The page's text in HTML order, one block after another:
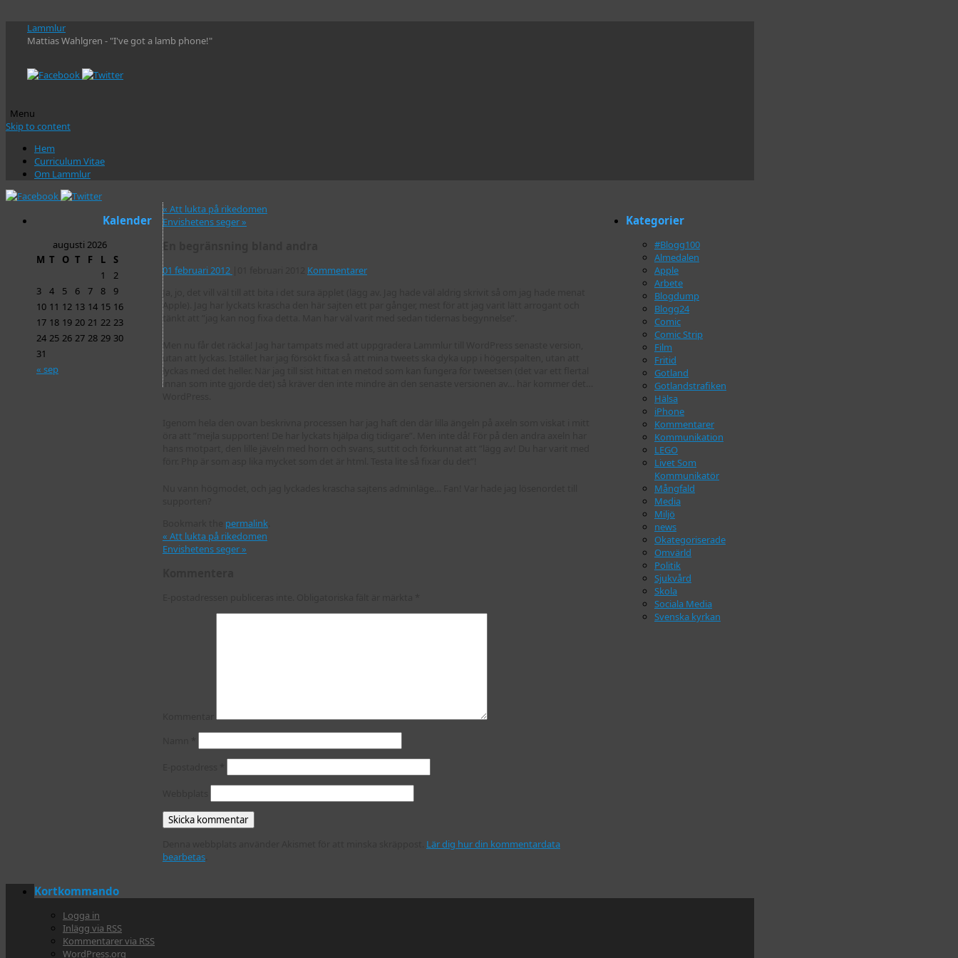
Lammlur
Mattias Wahlgren - "I've got a lamb phone!"
Menu
Skip to content
Hem
Curriculum Vitae
Om Lammlur
« Att lukta på rikedomen
Envishetens seger»
En begränsning bland andra
01 februari 2012
Kommentarer
Ja, jo, det vill väl till att bita i det sura äpplet (lägg av. Jag hade väl aldrig skrivit så om jag hade menat
Apple). Jag har lyckats krascha den här sajten ett par gånger, mest för att jag varit lätt arrogant och
tänkt att ”jag kan nog fixa detta. Man har väl varit med sedan tidernas begynnelse”.
Men nu får det räcka! Jag har tampats med att uppgradera Lammlur till WordPress senaste version,
utan att lyckas. Istället har jag försökt fixa så att mina tweets ska dyka upp i högerspalten, utan att
lyckas med det heller. När jag till sist hittat en metod som kan fungera för tweetsen (det var ett flertal
innan som inte gjorde det) så kräver den inte mindre än den senaste versionen av… här kommer det…
permalink
« Att lukta på rikedomen
Envishetens seger»
Lär dig hur din kommentardata
bearbetas
Kalender
augusti 2026
M T O T F L S
« sep
1
2
3
4 5 6 7 8
9
10 11 12 13 14 15 16
17 18 19 20 21 22 23
24 25 26 27 28 29 30
31
Kategorier
#Blogg100
Almedalen
Apple
Arbete
Blogdump
Blogg24
Comic
Comic Strip
Film
Fritid
Gotland
Gotlandstrafiken
Hälsa
iPhone
Kommentarer
Kommunikation
LEGO
Livet Som
Kommunikatör
Mångfald
Media
Miljö
news
Okategoriserade
Omvärld
Politik
Sjukvård
Skola
Sociala Media
Svenska kyrkan
Kortkommando
Logga in
Inlägg via RSS
Kommentarer via RSS
WordPress.org